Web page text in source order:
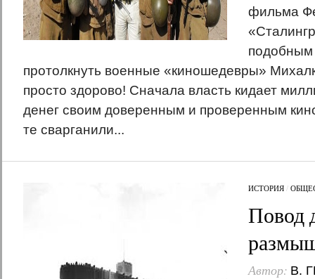
фильма
подобным
протолкнуть военные «киношедевры»
просто здорово! Сначала власть кидает
денег своим доверенным и проверенным
те сварганили...
ИСТОРИЯ/
Повод
Автор: В.